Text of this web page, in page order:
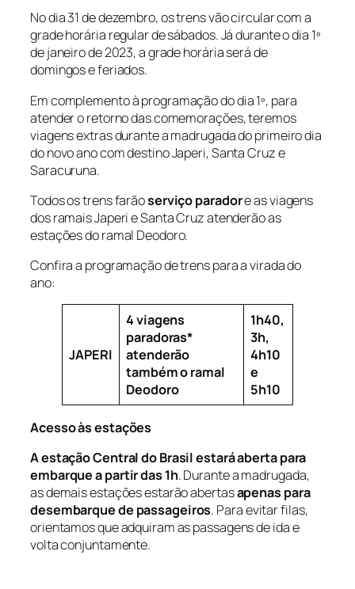
No dia 31 de dezembro, os trens vão circular com a
grade horária regular de sábados. Já durante o dia 1º
de janeiro de 2023, a grade horária será de
domingos e feriados.
Em complemento à programação do dia 1º, para
atender o retorno das comemorações, teremos
viagens extras durante a madrugada do primeiro dia
do novo ano com destino Japeri, Santa Cruz e
Saracuruna.
Todos os trens farãoserviço paradore as viagens
dos ramais Japeri e Santa Cruz atenderão as
estações do ramal Deodoro.
Confira a programação de trens para a virada do
ano:
JAPERI
4 viagens
paradoras*
atenderão
também o ramal
Deodoro
1h40,
3h,
4h10
e
5h10
Acesso às estações
A estação Central do Brasil estará aberta para
embarque a partir das 1h. Durante a madrugada,
as demais estações estarão abertasapenas para
desembarque de passageiros. Para evitar filas,
orientamos que adquiram as passagens de ida e
volta conjuntamente.